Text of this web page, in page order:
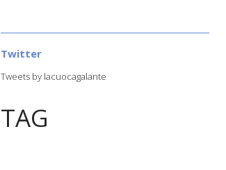
Twitter
Tweets by lacuocagalante
TAG